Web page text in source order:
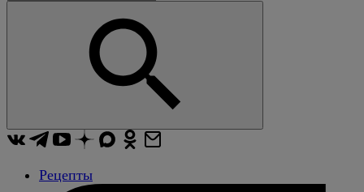
Рецепты